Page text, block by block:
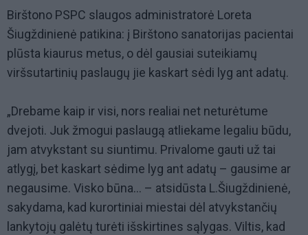
Birštono PSPC slaugos administratorė Loreta
Šiugždinienė patikina: į Birštono sanatorijas pacientai
plūsta kiaurus metus, o dėl gausiai suteikiamų
viršsutartinių paslaugų jie kaskart sėdi lyg ant adatų.
„Drebame kaip ir visi, nors realiai net neturėtume
dvejoti. Juk žmogui paslaugą atliekame legaliu būdu,
jam atvykstant su siuntimu. Privalome gauti už tai
atlygį, bet kaskart sėdime lyg ant adatų – gausime ar
negausime. Visko būna... – atsidūsta L.Šiugždinienė,
sakydama, kad kurortiniai miestai dėl atvykstančių
lankytojų galėtų turėti išskirtines sąlygas. Viltis, kad